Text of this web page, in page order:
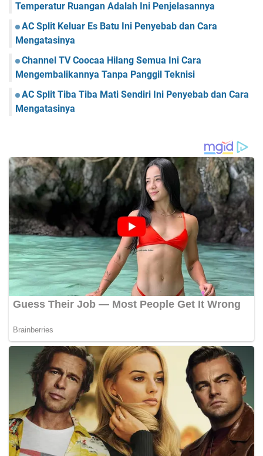
Temperatur Ruangan Adalah Ini Penjelasannya
AC Split Keluar Es Batu Ini Penyebab dan Cara
Mengatasinya
Channel TV Coocaa Hilang Semua Ini Cara
Mengembalikannya Tanpa Panggil Teknisi
AC Split Tiba Tiba Mati Sendiri Ini Penyebab dan Cara
Mengatasinya